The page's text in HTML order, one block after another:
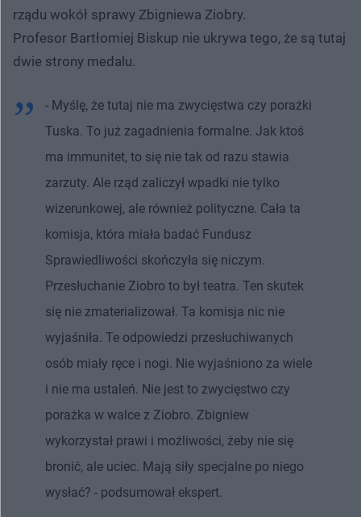
rządu wokół sprawy Zbigniewa Ziobry.
Profesor Bartłomiej Biskup nie ukrywa tego, że są tutaj
dwie strony medalu.
- Myślę, że tutaj nie ma zwycięstwa czy porażki
Tuska. To już zagadnienia formalne. Jak ktoś
ma immunitet, to się nie tak od razu stawia
zarzuty. Ale rząd zaliczył wpadki nie tylko
wizerunkowej, ale również polityczne. Cała ta
komisja, która miała badać Fundusz
Sprawiedliwości skończyła się niczym.
Przesłuchanie Ziobro to był teatra. Ten skutek
się nie zmaterializował. Ta komisja nic nie
wyjaśniła. Te odpowiedzi przesłuchiwanych
osób miały ręce i nogi. Nie wyjaśniono za wiele
i nie ma ustaleń. Nie jest to zwycięstwo czy
porażka w walce z Ziobro. Zbigniew
wykorzystał prawi i możliwości, żeby nie się
bronić, ale uciec. Mają siły specjalne po niego
wysłać? - podsumował ekspert.